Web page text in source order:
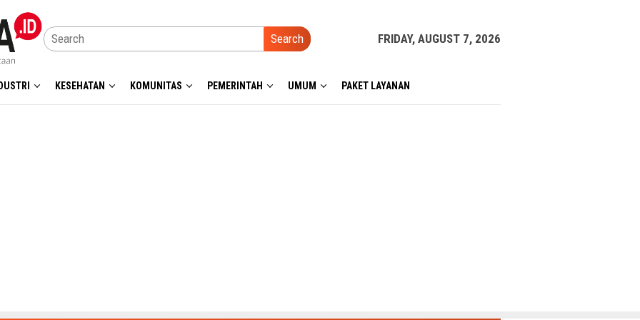
Search FRIDAY, AUGUST 7, 2026
KESEHATAN KOMUNITAS PEMERINTAH UMUM PAKET LAYANAN